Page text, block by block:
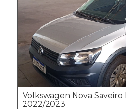
Volkswagen Nova Saveiro
2022/2023